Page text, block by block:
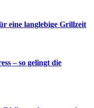
eine langlebige Grillzeit
– so gelingt die